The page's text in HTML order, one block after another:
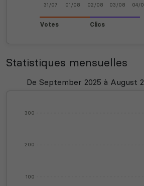
31/07 01/08 02/08 03/08 04/
Votes Clics
Statistiques mensuelles
100
200
300